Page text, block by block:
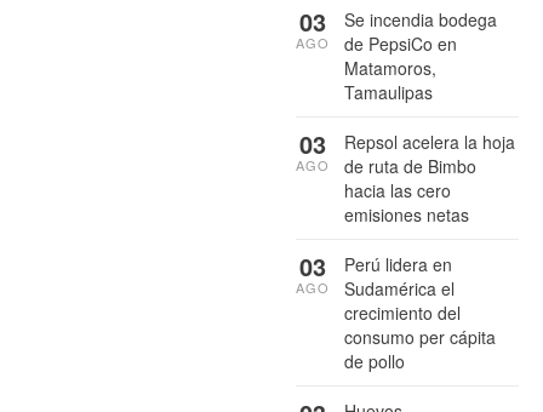
Se incendia bodega
de PepsiCo en
Matamoros,
Tamaulipas
03
AGO
Repsol acelera la hoja
de ruta de Bimbo
hacia las cero
emisiones netas
03
AGO
Perú lidera en
Sudamérica el
crecimiento del
consumo per cápita
de pollo
03
AGO